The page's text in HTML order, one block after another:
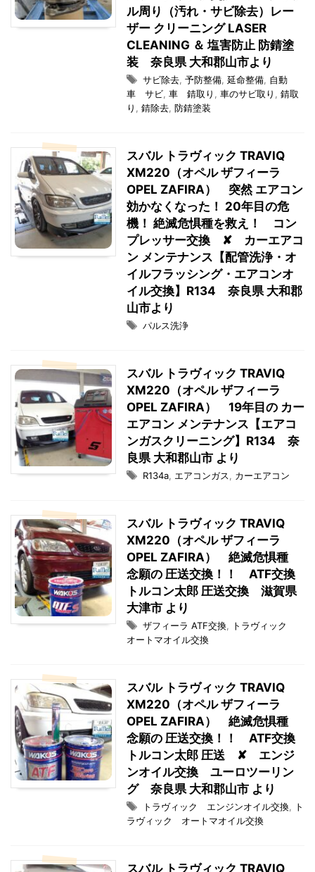
ル周り（汚れ・サビ除去）レー
ザー クリーニング LASER
CLEANING ＆ 塩害防止 防錆塗
装 奈良県 大和郡山市より
サビ除去 予防整備 延命整備 自動
車 サビ 車 錆取り 車のサビ取り
錆取
り
錆除去 防錆塗装
スバル トラヴィック TRAVIQ
XM220（オペル ザフィーラ
OPEL ZAFIRA） 突然 エアコン
効かなくなった！ 20年目の危
機！ 絶滅危惧種を救え！ コン
プレッサー交換 ✘ カーエアコ
ン メンテナンス【配管洗浄・オ
イルフラッシング・エアコンオ
イル交換】R134 奈良県 大和郡
山市より
パルス洗浄
スバル トラヴィック TRAVIQ
XM220（オペル ザフィーラ
OPEL ZAFIRA） 19年目の カー
エアコン メンテナンス【エアコ
ンガスクリーニング】R134 奈
良県 大和郡山市 より
R134a エアコンガス カーエアコン
スバル トラヴィック TRAVIQ
XM220（オペル ザフィーラ
OPEL ZAFIRA） 絶滅危惧種
念願の 圧送交換！！ ATF交換
トルコン太郎 圧送交換 滋賀県
大津市 より
ザフィーラ ATF交換
トラヴィック
オートマオイル交換
スバル トラヴィック TRAVIQ
XM220（オペル ザフィーラ
OPEL ZAFIRA） 絶滅危惧種
念願の 圧送交換！！ ATF交換
トルコン太郎 圧送 ✘ エンジ
ンオイル交換 ユーロツーリン
グ 奈良県 大和郡山市 より
トラヴィック エンジンオイル交換
ト
ラヴィック オートマオイル交換
スバル トラヴィック TRAVIQ